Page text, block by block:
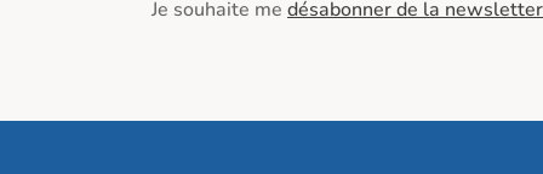
Je souhaite me désabonner de la newsletter